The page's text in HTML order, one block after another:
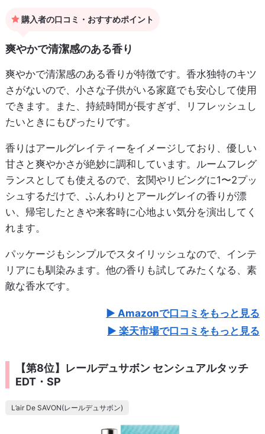
購入者の口コミ・おすすめポイント
爽やかで清潔感のある香り
爽やかで清潔感のある香りが特徴です。香水独特のキツ
さがないので、小さな子供がいる家庭でも安心して使用
できます。また、持続時間が長すぎず、リフレッシュし
たいときにもぴったりです。
香りはアールグレイティーをイメージしており、優しい
甘さと爽やかさが絶妙に調和しています。ルームフレグ
ランスとしても使えるので、玄関やリビングに1〜2プッ
シュするだけで、ふんわりとアールグレイの香りが漂
い、帰宅したときや来客時に心地よい気分を演出してく
れます。
パッケージもシンプルでスタイリッシュなので、インテ
リアにも馴染みます。他の香りも試してみたくなる、素
敵な香水です。
Amazonで口コミをもっと見る
楽天市場で口コミをもっと見る
【第8位】レールデュサボン センシュアルタッチ
EDT・SP
L’air De SAVON(レールデュサボン)